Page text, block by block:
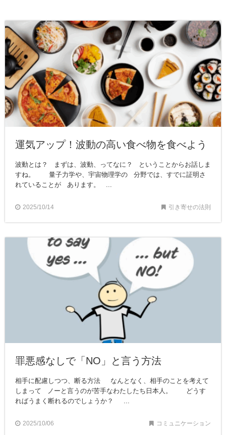
運気アップ！波動の高い食べ物を食べよう
波動とは？ まずは、波動、ってなに？ ということからお話しま
すね。 量子力学や、宇宙物理学の 分野では、すでに証明さ
れていることが あります。 ...
2025/10/14 引き寄せの法則
罪悪感なしで「NO」と言う方法
相手に配慮しつつ、断る方法 なんとなく、相手のことを考えて
しまって ノーと言うのが苦手なわたしたち日本人。 どうす
ればうまく断れるのでしょうか？ ...
2025/10/06 コミュニケーション